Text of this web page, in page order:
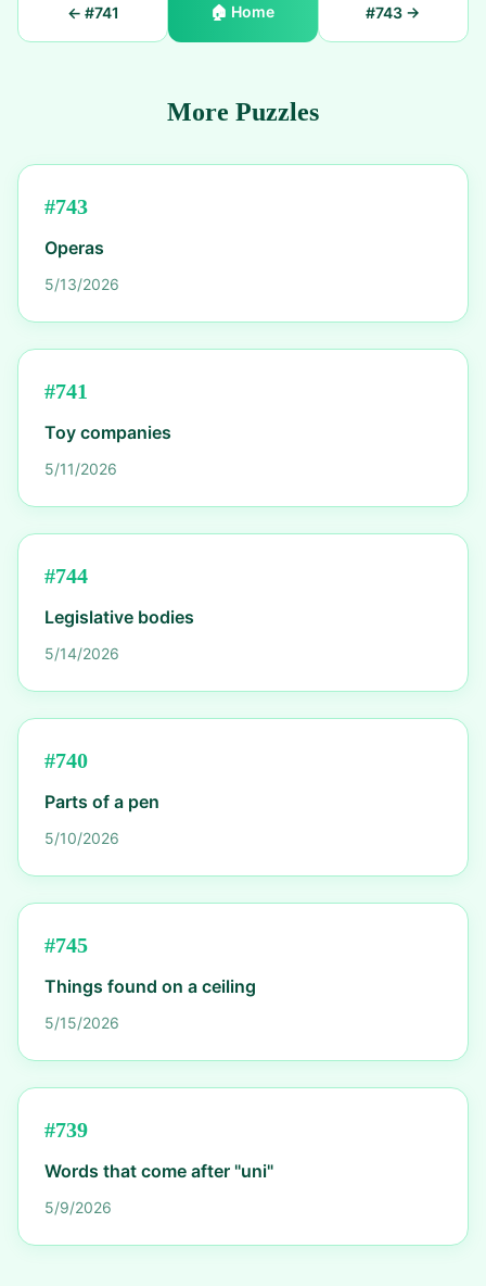
← #741 🏠 Home #743 →
More Puzzles
#743
Operas
5/13/2026
#741
Toy companies
5/11/2026
#744
Legislative bodies
5/14/2026
#740
Parts of a pen
5/10/2026
#745
Things found on a ceiling
5/15/2026
#739
Words that come after "uni"
5/9/2026